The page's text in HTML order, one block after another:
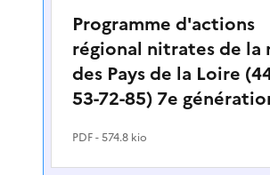
Programme d'actions
régional nitrates de la
des Pays de la Loire
53-72-85) 7e
PDF- 574.8 kio